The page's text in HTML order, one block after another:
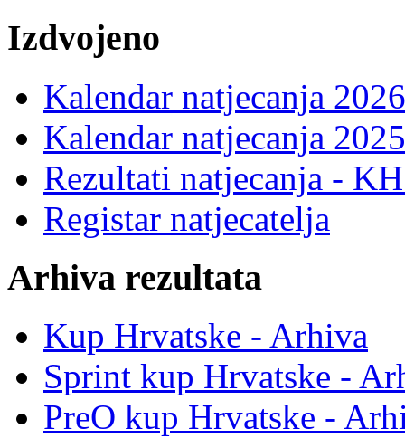
Izdvojeno
Kalendar natjecanja
Kalendar natjecanja
Rezultati natjecanja -
Registar natjecatelja
Arhiva rezultata
Kup Hrvatske - Arhiva
Sprint kup Hrvatske -
PreO kup Hrvatske -